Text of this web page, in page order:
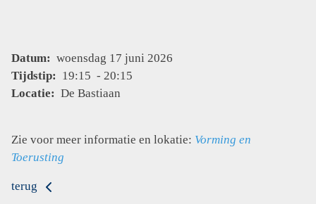
Datum: woensdag 17 juni 2026
Tijdstip: 19:15 - 20:15
Locatie: De Bastiaan
Zie voor meer informatie en lokatie: Vorming en
Toerusting
terug